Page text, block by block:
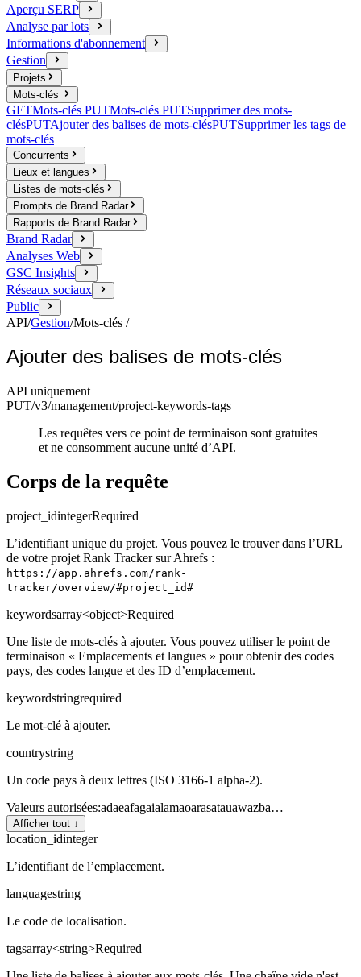
Aperçu SERP
Analyse par lots
Informations d'abonnement
Gestion
Projets
Mots-clés
GETMots-clés PUTMots-clés PUTSupprimer des mots-
clésPUTAjouter des balises de mots-clésPUTSupprimer les tags de
mots-clés
Concurrents
Lieux et langues
Listes de mots-clés
Prompts de Brand Radar
Rapports de Brand Radar
Brand Radar
Analyses Web
GSC Insights
Réseaux sociaux
Public
API/Gestion/Mots-clés /
Ajouter des balises de mots-clés
API uniquement
PUT/v3/management/project-keywords-tags
Les requêtes vers ce point de terminaison sont gratuites
et ne consomment aucune unité d’API.
Corps de la requête
project_idintegerRequired
L’identifiant unique du projet. Vous pouvez le trouver dans l’URL
de votre projet Rank Tracker sur Ahrefs :
https://app.ahrefs.com/rank-
tracker/overview/#project_id#
keywordsarray<object>Required
Une liste de mots-clés à ajouter. Vous pouvez utiliser le point de
terminaison « Emplacements et langues » pour obtenir des codes
pays, des codes langue et des ID d’emplacement.
keywordstringrequired
Le mot-clé à ajouter.
countrystring
Un code pays à deux lettres (ISO 3166-1 alpha-2).
Valeurs autorisées:adaeafagaialamaoarasatauawazba…
Afficher tout ↓
location_idinteger
L’identifiant de l’emplacement.
languagestring
Le code de localisation.
tagsarray<string>Required